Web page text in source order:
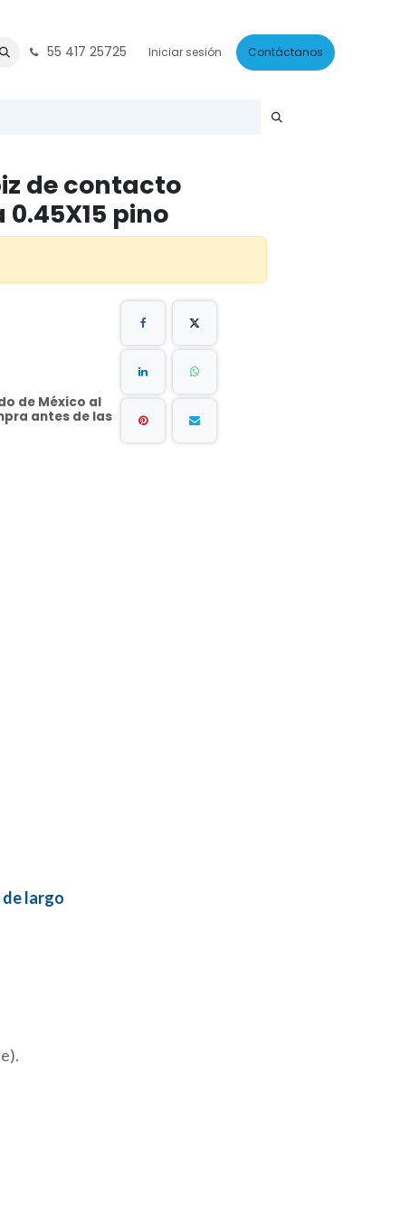
Cita
55 417 25725 Iniciar sesión Contáctanos
de contacto
pino
de México al
antes de las
de largo